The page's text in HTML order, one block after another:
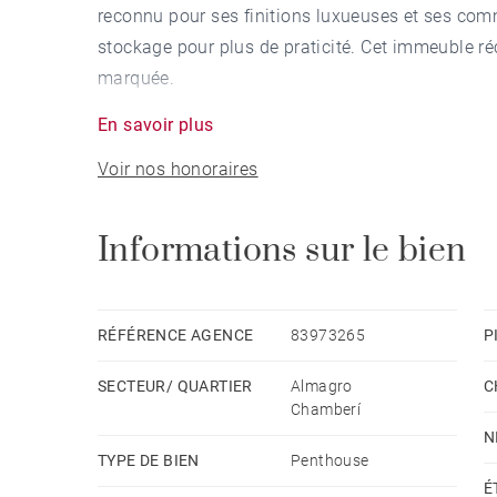
reconnu pour ses finitions luxueuses et ses
stockage pour plus de praticité. Cet immeuble
marquée.
Le penthouse, encore à inaugurer, propose une
salle de bains attenante et une supplémentaire
plus, la propriété dispose d'une cuisine
une autre chauffée, une salle de sport à la
d'efficacité énergétique et est accessible aux
Situé au cœur d'Almagro, le penthouse offre un
gamme et aux espaces verts. Avec une vue sur
En savoir plus
Voir nos honoraires
Informations sur le bien
RÉFÉRENCE AGENCE 83973265
SECTEUR/ QUARTIER
Almagro
Chamberí
TYPE DE BIEN Penthouse